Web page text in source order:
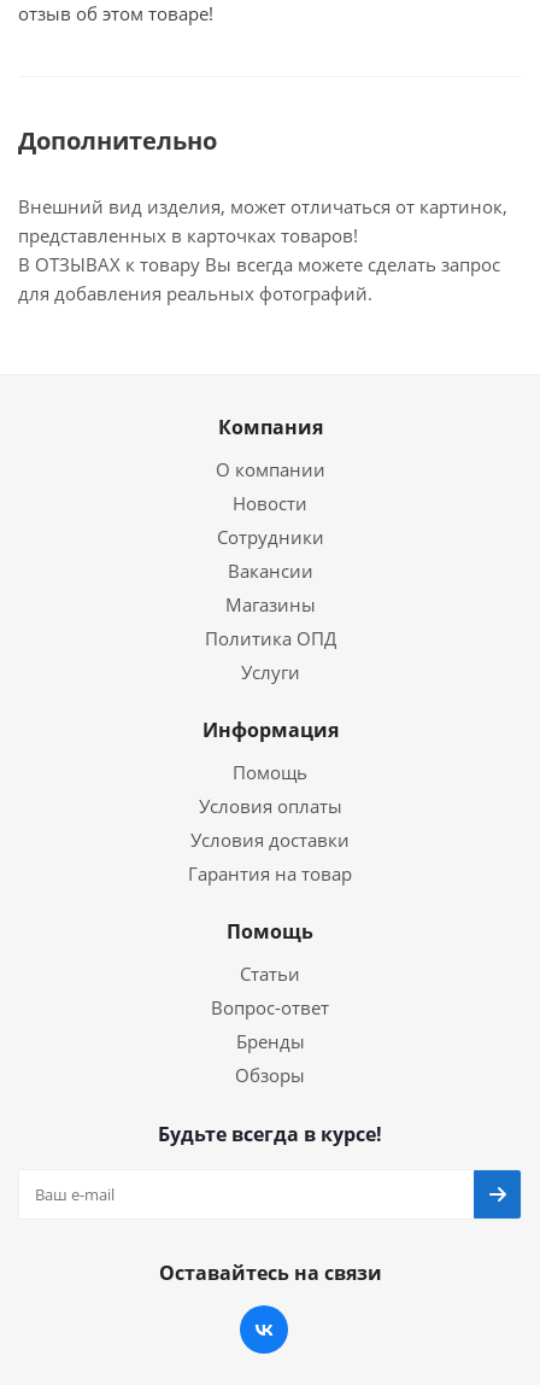
отзыв об этом товаре!
Дополнительно
Внешний вид изделия, может отличаться от картинок,
представленных в карточках товаров!
В ОТЗЫВАХ к товару Вы всегда можете сделать запрос
для добавления реальных фотографий.
Компания
О компании
Новости
Сотрудники
Вакансии
Магазины
Политика ОПД
Услуги
Информация
Помощь
Условия оплаты
Условия доставки
Гарантия на товар
Помощь
Статьи
Вопрос-ответ
Бренды
Обзоры
Будьте всегда в курсе!
Оставайтесь на связи